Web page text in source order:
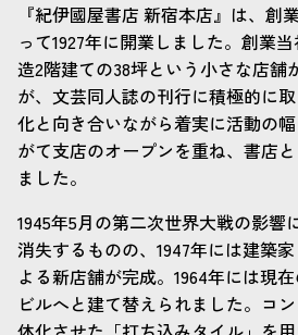
『紀伊國屋書店 新宿本店』は、創
って1927年に開業しました。創業
造2階建ての38坪という小さな店舗
が、文芸同人誌の刊行に積極的に
化と向き合いながら着実に活動の
がて支店のオープンを重ね、書店
ました。
1945年5月の第二次世界大戦の影響
消失するものの、1947年には建築
よる新店舗が完成。1964年には現
ビルへと建て替えられました。コ